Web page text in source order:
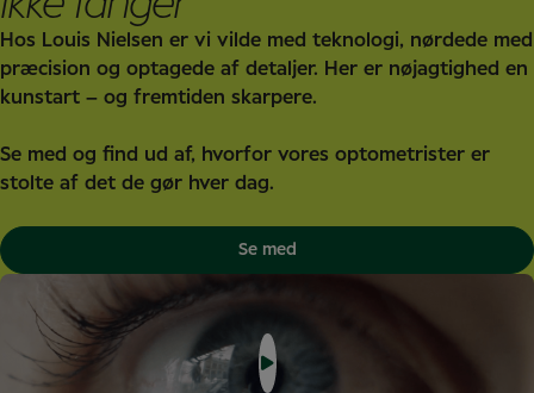
Hos Louis Nielsen er vi vilde med teknologi, nørdede med
præcision og optagede af detaljer. Her er nøjagtighed en
kunstart – og fremtiden skarpere.
Se med og find ud af, hvorfor vores optometrister er
stolte af det de gør hver dag.
Se med